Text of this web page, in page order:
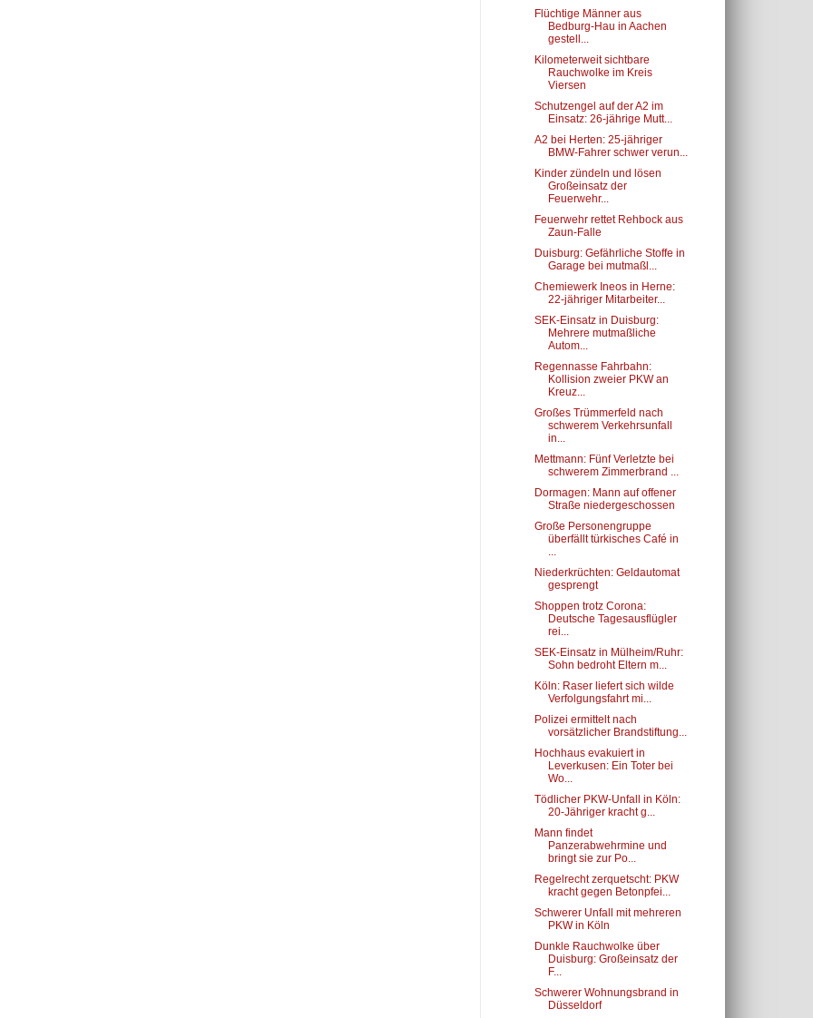
Flüchtige Männer aus
Bedburg-Hau in Aachen
gestell...
Kilometerweit sichtbare
Rauchwolke im Kreis
Viersen
Schutzengel auf der A2 im
Einsatz: 26-jährige Mutt...
A2 bei Herten: 25-jähriger
BMW-Fahrer schwer verun...
Kinder zündeln und lösen
Großeinsatz der
Feuerwehr...
Feuerwehr rettet Rehbock aus
Zaun-Falle
Duisburg: Gefährliche Stoffe in
Garage bei mutmaßl...
Chemiewerk Ineos in Herne:
22-jähriger Mitarbeiter...
SEK-Einsatz in Duisburg:
Mehrere mutmaßliche
Autom...
Regennasse Fahrbahn:
Kollision zweier PKW an
Kreuz...
Großes Trümmerfeld nach
schwerem Verkehrsunfall
in...
Mettmann: Fünf Verletzte bei
schwerem Zimmerbrand ...
Dormagen: Mann auf offener
Straße niedergeschossen
Große Personengruppe
überfällt türkisches Café in
...
Niederkrüchten: Geldautomat
gesprengt
Shoppen trotz Corona:
Deutsche Tagesausflügler
rei...
SEK-Einsatz in Mülheim/Ruhr:
Sohn bedroht Eltern m...
Köln: Raser liefert sich wilde
Verfolgungsfahrt mi...
Polizei ermittelt nach
vorsätzlicher Brandstiftung...
Hochhaus evakuiert in
Leverkusen: Ein Toter bei
Wo...
Tödlicher PKW-Unfall in Köln:
20-Jähriger kracht g...
Mann findet
Panzerabwehrmine und
bringt sie zur Po...
Regelrecht zerquetscht: PKW
kracht gegen Betonpfei...
Schwerer Unfall mit mehreren
PKW in Köln
Dunkle Rauchwolke über
Duisburg: Großeinsatz der
F...
Schwerer Wohnungsbrand in
Düsseldorf